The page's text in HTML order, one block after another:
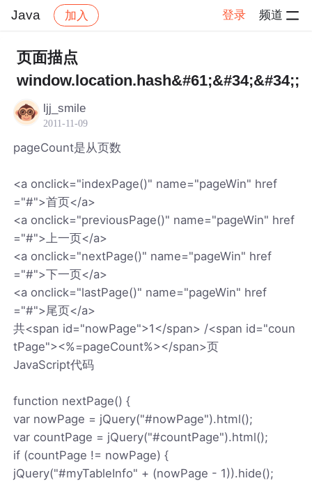
Java 加入 登录 频道
社区 Java
页面描点
window.location.hash&#61;&#34;&#34;;
ljj_smile
2011-11-09
pageCount是从页数
<a onclick="indexPage()" name="pageWin" href
="#">首页</a>
<a onclick="previousPage()" name="pageWin" href
="#">上一页</a>
<a onclick="nextPage()" name="pageWin" href
="#">下一页</a>
<a onclick="lastPage()" name="pageWin" href
="#">尾页</a>
共<span id="nowPage">1</span> /<span id="coun
tPage"><%=pageCount%></span>页
JavaScript代码
function nextPage() {
var nowPage = jQuery("#nowPage").html();
var countPage = jQuery("#countPage").html();
if (countPage != nowPage) {
jQuery("#myTableInfo" + (nowPage - 1)).hide();